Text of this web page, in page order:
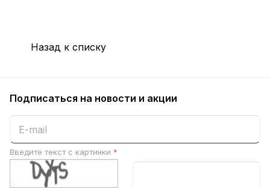
Назад к списку
Подписаться на новости и акции
Введите текст с картинки *